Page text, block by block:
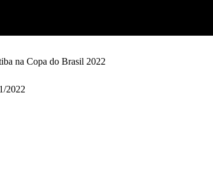
na Copa do Brasil 2022
2022